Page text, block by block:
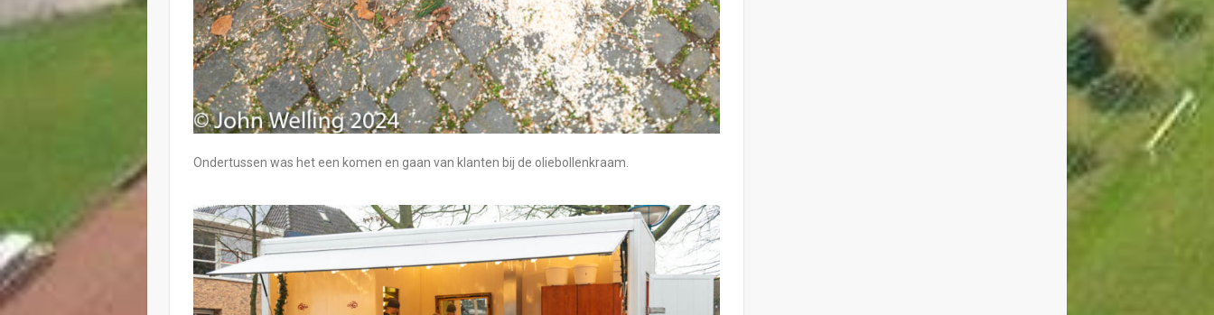
Ondertussen was het een komen en gaan van klanten bij de oliebollenkraam.